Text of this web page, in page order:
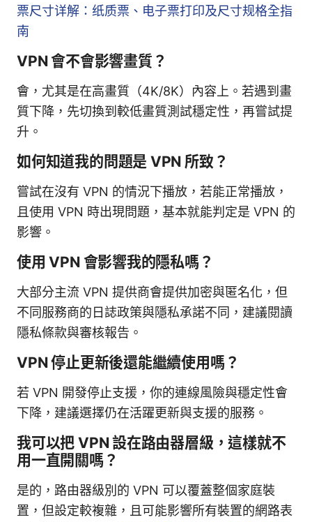
票尺寸详解：纸质票、电子票打印及尺寸规格全指
南
VPN 會不會影響畫質？
會，尤其是在高畫質（4K/8K）內容上。若遇到畫
質下降，先切換到較低畫質測試穩定性，再嘗試提
升。
如何知道我的問題是 VPN 所致？
嘗試在沒有 VPN 的情況下播放，若能正常播放，
且使用 VPN 時出現問題，基本就能判定是 VPN 的
影響。
使用 VPN 會影響我的隱私嗎？
大部分主流 VPN 提供商會提供加密與匿名化，但
不同服務商的日誌政策與隱私承諾不同，建議閱讀
隱私條款與審核報告。
VPN 停止更新後還能繼續使用嗎？
若 VPN 開發停止支援，你的連線風險與穩定性會
下降，建議選擇仍在活躍更新與支援的服務。
我可以把 VPN 設在路由器層級，這樣就不
用一直開關嗎？
是的，路由器級別的 VPN 可以覆蓋整個家庭裝
置，但設定較複雜，且可能影響所有裝置的網路表